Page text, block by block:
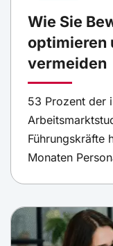
Wie Sie
optimieren
vermeiden
53 Prozent der
Führungskräfte
Monaten